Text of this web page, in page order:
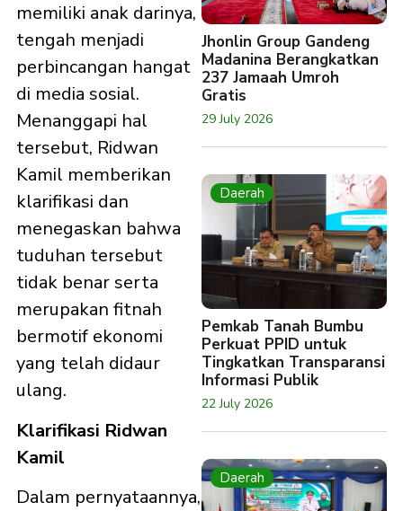
memiliki anak darinya,
tengah menjadi
perbincangan hangat
di media sosial.
Menanggapi hal
tersebut, Ridwan
Kamil memberikan
klarifikasi dan
menegaskan bahwa
tuduhan tersebut
tidak benar serta
merupakan fitnah
bermotif ekonomi
yang telah didaur
ulang.
Klarifikasi Ridwan
Kamil
Dalam pernyataannya,
Jhonlin Group Gandeng
Madanina Berangkatkan
237 Jamaah Umroh
Gratis
29 July 2026
Daerah
Pemkab Tanah Bumbu
Perkuat PPID untuk
Tingkatkan Transparansi
Informasi Publik
22 July 2026
Daerah